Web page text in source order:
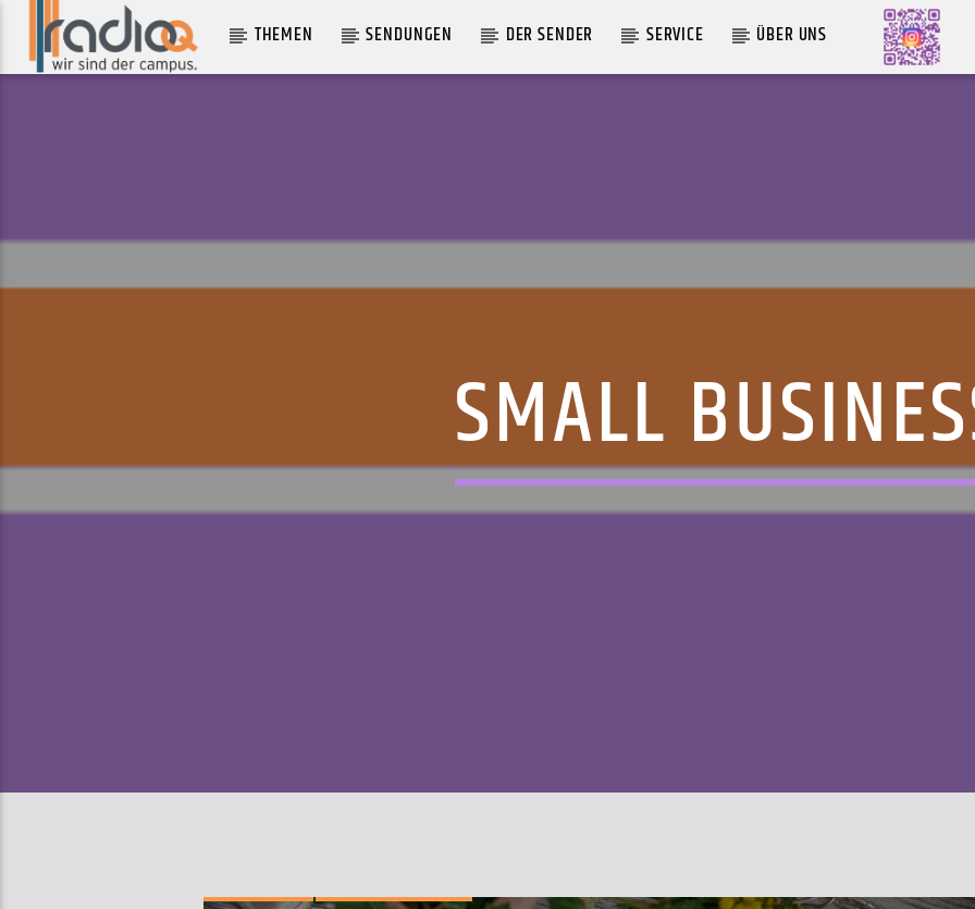
THEMEN SENDUNGEN DER SENDER SERVICE ÜBER UNS
SMALL